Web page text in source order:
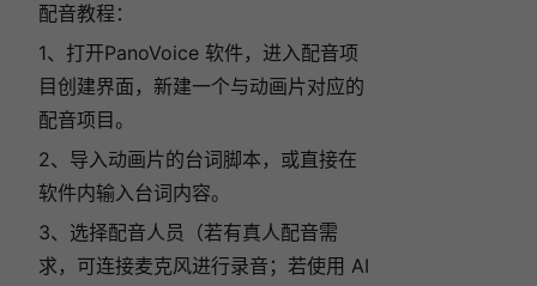
配音教程：
1、打开PanoVoice 软件，进入配音项
目创建界面，新建一个与动画片对应的
配音项目。
2、导入动画片的台词脚本，或直接在
软件内输入台词内容。
3、选择配音人员（若有真人配音需
求，可连接麦克风进行录音；若使用 AI